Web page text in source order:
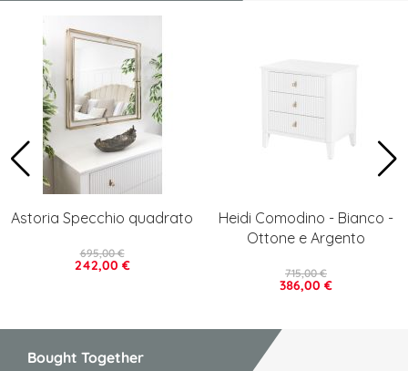
Astoria Specchio quadrato
242,00 €
695,00 €
Heidi Comodino - Bianco -
Ottone e Argento
386,00 €
715,00 €
Bought Together